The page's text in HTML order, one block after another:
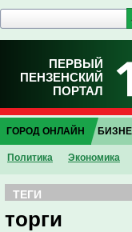
ПЕРВЫЙ
ПЕНЗЕНСКИЙ
ПОРТАЛ
ГОРОД ОНЛАЙН
Политика Экономика
ТЕГИ
торги